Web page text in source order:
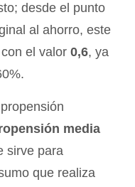
desde el punto
al ahorro, este
el valor 0,6, ya
media
sirve para
que realiza